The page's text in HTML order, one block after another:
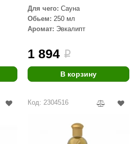
Для чего: Сауна
Обьем: 250 мл
Аромат: Эвкалипт
1 894 i
В корзину
Код: 2304516